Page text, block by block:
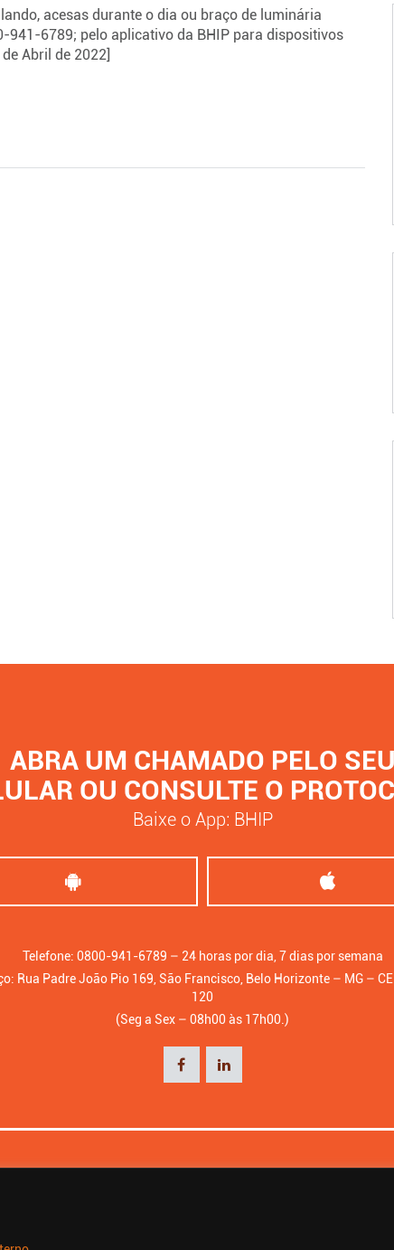
acesas durante o dia ou braço de luminária
6789; pelo aplicativo da BHIP para dispositivos
Abril de 2022]
ABRA UM CHAMADO PELO SEU
OU CONSULTE O
Baixe o App: BHIP
Telefone: 0800-941-6789 – 24 horas por dia, 7 dias por semana
Rua Padre João Pio 169, São Francisco, Belo Horizonte – MG –
120
(Seg a Sex – 08h00 às 17h00.)